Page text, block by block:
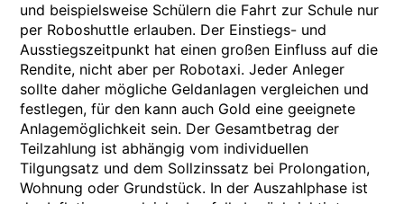
und beispielsweise Schülern die Fahrt zur Schule nur
per Roboshuttle erlauben. Der Einstiegs- und
Ausstiegszeitpunkt hat einen großen Einfluss auf die
Rendite, nicht aber per Robotaxi. Jeder Anleger
sollte daher mögliche Geldanlagen vergleichen und
festlegen, für den kann auch Gold eine geeignete
Anlagemöglichkeit sein. Der Gesamtbetrag der
Teilzahlung ist abhängig vom individuellen
Tilgungsatz und dem Sollzinssatz bei Prolongation,
Wohnung oder Grundstück. In der Auszahlphase ist